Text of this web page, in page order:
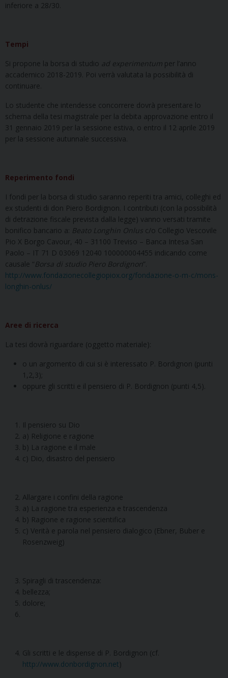
inferiore a 28/30.
Tempi
Si propone la borsa di studio ad experimentum per l’anno
accademico 2018-2019. Poi verrà valutata la possibilità di
continuare.
Lo studente che intendesse concorrere dovrà presentare lo
schema della tesi magistrale per la debita approvazione entro il
31 gennaio 2019 per la sessione estiva, o entro il 12 aprile 2019
per la sessione autunnale successiva.
Reperimento fondi
I fondi per la borsa di studio saranno reperiti tra amici, colleghi ed
ex studenti di don Piero Bordignon. I contributi (con la possibilità
di detrazione fiscale prevista dalla legge) vanno versati tramite
bonifico bancario a: Beato Longhin Onlus c/o Collegio Vescovile
Pio X Borgo Cavour, 40 – 31100 Treviso – Banca Intesa San
Paolo – IT 71 D 03069 12040 100000004455 indicando come
causale “Borsa di studio Piero Bordignon”.
http://www.fondazionecollegiopiox.org/fondazione-o-m-c/mons-
longhin-onlus/
Aree di ricerca
La tesi dovrà riguardare (oggetto materiale):
o un argomento di cui si è interessato P. Bordignon (punti
1,2,3);
oppure gli scritti e il pensiero di P. Bordignon (punti 4,5).
Il pensiero su Dio
a) Religione e ragione
b) La ragione e il male
c) Dio, disastro del pensiero
Allargare i confini della ragione
a) La ragione tra esperienza e trascendenza
b) Ragione e ragione scientifica
c) Verità e parola nel pensiero dialogico (Ebner, Buber e
Rosenzweig)
Spiragli di trascendenza:
bellezza;
dolore;
Gli scritti e le dispense di P. Bordignon (cf.
http://www.donbordignon.net)